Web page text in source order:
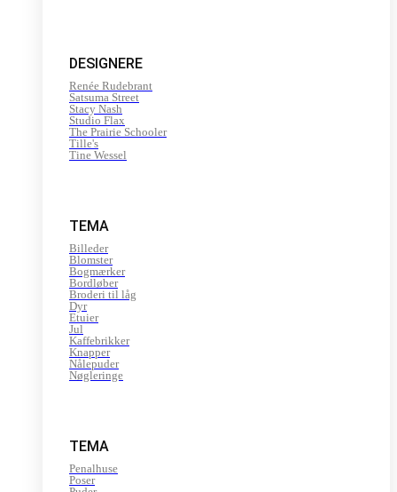
DESIGNERE
Renée Rudebrant
Satsuma Street
Stacy Nash
Studio Flax
The Prairie Schooler
Tille's
Tine Wessel
TEMA
Billeder
Blomster
Bogmærker
Bordløber
Broderi til låg
Dyr
Etuier
Jul
Kaffebrikker
Knapper
Nålepuder
Nøgleringe
TEMA
Penalhuse
Poser